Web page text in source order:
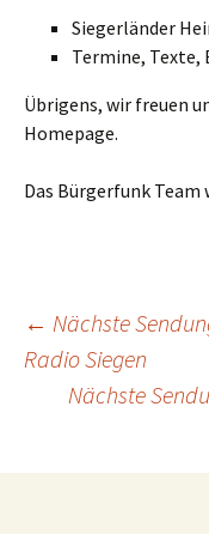
Siegerländer
Termine, Texte,
Übrigens, wir freuen
Homepage.
Das Bürgerfunk
← Nächste
Radio Siegen
Nächste